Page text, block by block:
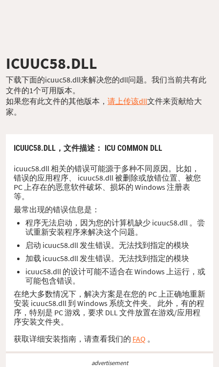
ICUUC58.DLL
下载下面的icuuc58.dll来解决您的dll问题。我们当前共有此
文件的1个可用版本。
如果您有此文件的其他版本， 请上传该dll文件来贡献给大
家。
ICUUC58.DLL， 文件描述 ： ICU COMMON DLL
icuuc58.dll 相关的错误可能源于多种不同原因。比如，
错误的应用程序、 icuuc58.dll 被删除或放错位置、被您
PC 上存在的恶意软件破坏、损坏的 Windows 注册表
等。
最常出现的错误信息是：
程序无法启动，因为您的计算机缺少 icuuc58.dll 。尝
试重新安装程序来解决这个问题。
启动 icuuc58.dll 发生错误。无法找到指定的模块
加载 icuuc58.dll 发生错误。无法找到指定的模块
icuuc58.dll 的设计可能不适合在 Windows 上运行，或
可能包含错误。
在绝大多数情况下，解决方案是在您的 PC 上正确地重新
安装 icuuc58.dll 到 Windows 系统文件夹。 此外，有的程
序，特别是 PC 游戏，要求 DLL 文件放置在游戏/应用程
序安装文件夹。
获取详细安装指南，请查看我们的 FAQ 。
advertisement